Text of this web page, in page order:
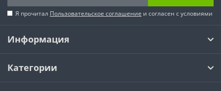
Я прочитал Пользовательское соглашение и согласен с условиями
Информация
Категории